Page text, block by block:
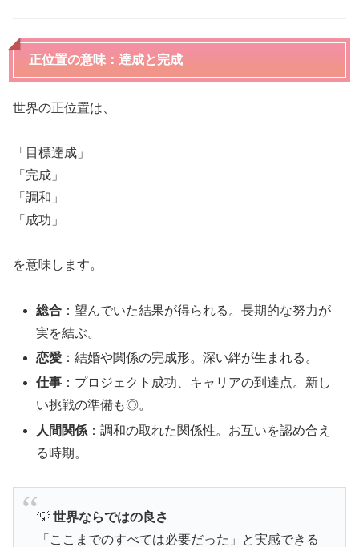
正位置の意味：達成と完成
世界の正位置は、
「目標達成」
「完成」
「調和」
「成功」
を意味します。
総合 ：望んでいた結果が得られる。長期的な努力が
実を結ぶ。
恋愛 ：結婚や関係の完成形。深い絆が生まれる。
仕事 ：プロジェクト成功、キャリアの到達点。新し
い挑戦の準備も◎。
人間関係 ：調和の取れた関係性。お互いを認め合え
る時期。
💡 世界ならではの良さ
「ここまでのすべては必要だった」と実感できる